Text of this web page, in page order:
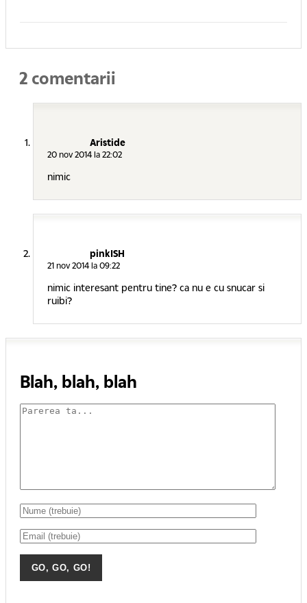
2 comentarii
Aristide
20 nov 2014 la 22:02
nimic
pinkISH
21 nov 2014 la 09:22
nimic interesant pentru tine? ca nu e cu snucar si
ruibi?
Blah, blah, blah